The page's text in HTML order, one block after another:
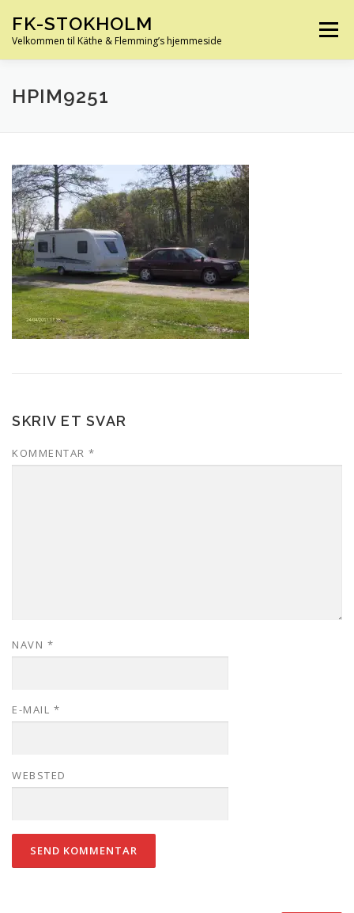
indhold
FK-STOKHOLM
Velkommen til Käthe & Flemming’s hjemmeside
Menu
HJEM OM OS
HPIM9251
SKRIV ET SVAR
KOMMENTAR *
NAVN *
E-MAIL *
WEBSTED